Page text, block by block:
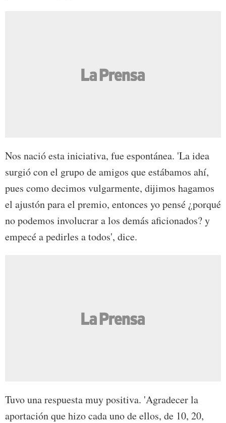
Nos nació esta iniciativa, fue espontánea. 'La idea
surgió con el grupo de amigos que estábamos ahí,
pues como decimos vulgarmente, dijimos hagamos
el ajustón para el premio, entonces yo pensé ¿porqué
no podemos involucrar a los demás aficionados? y
empecé a pedirles a todos', dice.
Tuvo una respuesta muy positiva. 'Agradecer la
aportación que hizo cada uno de ellos, de 10, 20,